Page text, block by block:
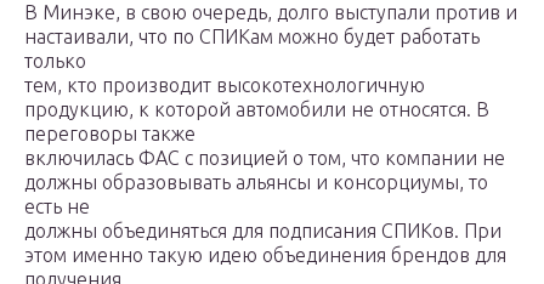
В Минэке, в свою очередь, долго выступали против и
настаивали, что по СПИКам можно будет работать
только
тем, кто производит высокотехнологичную
продукцию, к которой автомобили не относятся. В
переговоры также
включилась ФАС с позицией о том, что компании не
должны образовывать альянсы и консорциумы, то
есть не
должны объединяться для подписания СПИКов. При
этом именно такую идею объединения брендов для
получения